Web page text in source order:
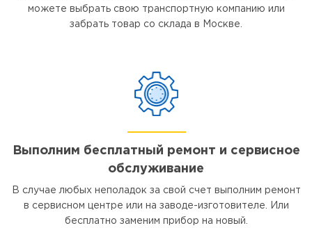
можете выбрать свою транспортную компанию или
забрать товар со склада в Москве.
Выполним бесплатный ремонт и сервисное
обслуживание
В случае любых неполадок за свой счет выполним ремонт
в сервисном центре или на заводе-изготовителе. Или
бесплатно заменим прибор на новый.